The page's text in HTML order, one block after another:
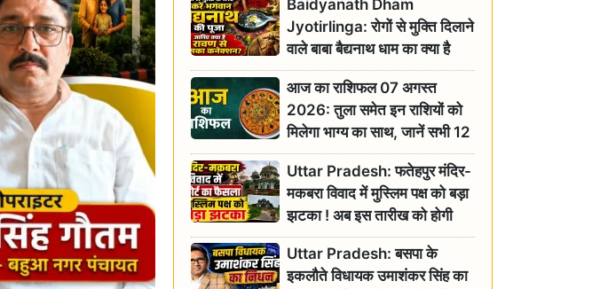
Baidyanath Dham
Jyotirlinga: रोगों से मुक्ति दिलाने
वाले बाबा बैद्यनाथ धाम का क्या है
रावण से संबंध? जानिए ज्योतिर्लिंग की
महिमा
आज का राशिफल 07 अगस्त
2026: तुला समेत इन राशियों को
मिलेगा भाग्य का साथ, जानें सभी 12
राशियों का दैनिक भाग्यफल
Uttar Pradesh: फतेहपुर मंदिर-
मकबरा विवाद में मुस्लिम पक्ष को बड़ा
झटका ! अब इस तारीख को होगी
सुनवाई
Uttar Pradesh: बसपा के
इकलौते विधायक उमाशंकर सिंह का